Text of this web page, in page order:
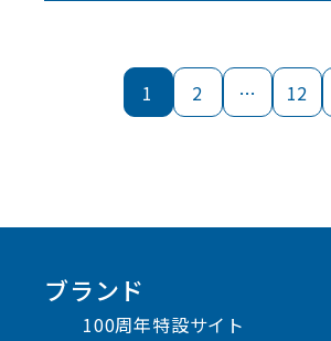
1 2 … 12
ブランド
100周年特設サイト